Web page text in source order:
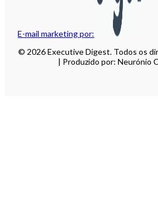
E-mail marketing por:
© 2026 Executive Digest. Todos os
| Produzido por: Neurónio